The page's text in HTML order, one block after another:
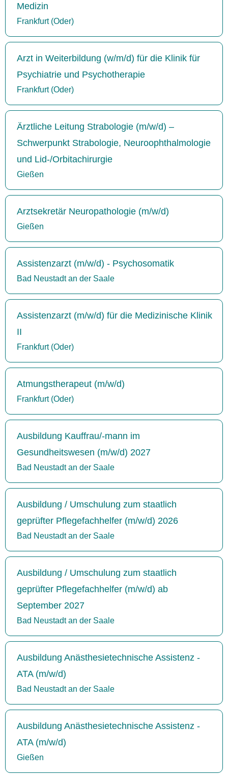
Medizin
Frankfurt (Oder)
Arzt in Weiterbildung (w/m/d) für die Klinik für
Psychiatrie und Psychotherapie
Frankfurt (Oder)
Ärztliche Leitung Strabologie (m/w/d) –
Schwerpunkt Strabologie, Neuroophthalmologie
und Lid-/Orbitachirurgie
Gießen
Arztsekretär Neuropathologie (m/w/d)
Gießen
Assistenzarzt (m/w/d) - Psychosomatik
Bad Neustadt an der Saale
Assistenzarzt (m/w/d) für die Medizinische Klinik
II
Frankfurt (Oder)
Atmungstherapeut (m/w/d)
Frankfurt (Oder)
Ausbildung Kauffrau/-mann im
Gesundheitswesen (m/w/d) 2027
Bad Neustadt an der Saale
Ausbildung / Umschulung zum staatlich
geprüfter Pflegefachhelfer (m/w/d) 2026
Bad Neustadt an der Saale
Ausbildung / Umschulung zum staatlich
geprüfter Pflegefachhelfer (m/w/d) ab
September 2027
Bad Neustadt an der Saale
Ausbildung Anästhesietechnische Assistenz -
ATA (m/w/d)
Bad Neustadt an der Saale
Ausbildung Anästhesietechnische Assistenz -
ATA (m/w/d)
Gießen